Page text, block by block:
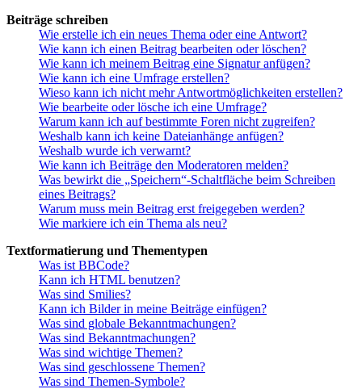
Beiträge schreiben
Wie erstelle ich ein neues Thema oder eine Antwort?
Wie kann ich einen Beitrag bearbeiten oder löschen?
Wie kann ich meinem Beitrag eine Signatur anfügen?
Wie kann ich eine Umfrage erstellen?
Wieso kann ich nicht mehr Antwortmöglichkeiten erstellen?
Wie bearbeite oder lösche ich eine Umfrage?
Warum kann ich auf bestimmte Foren nicht zugreifen?
Weshalb kann ich keine Dateianhänge anfügen?
Weshalb wurde ich verwarnt?
Wie kann ich Beiträge den Moderatoren melden?
Was bewirkt die „Speichern“-Schaltfläche beim Schreiben
eines Beitrags?
Warum muss mein Beitrag erst freigegeben werden?
Wie markiere ich ein Thema als neu?
Textformatierung und Thementypen
Was ist BBCode?
Kann ich HTML benutzen?
Was sind Smilies?
Kann ich Bilder in meine Beiträge einfügen?
Was sind globale Bekanntmachungen?
Was sind Bekanntmachungen?
Was sind wichtige Themen?
Was sind geschlossene Themen?
Was sind Themen-Symbole?